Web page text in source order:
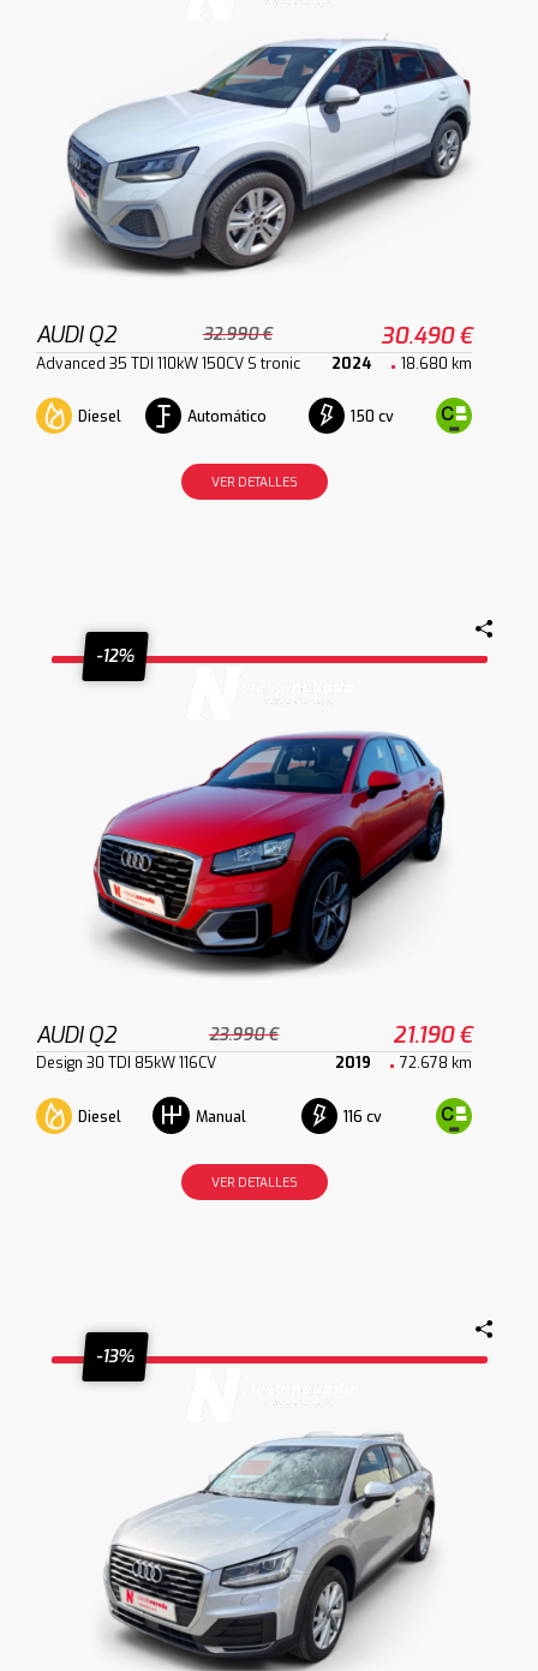
AUDI Q2 32.990 € 30.490 €
Advanced 35 TDI 110kW 150CV S tronic 2024 18.680 km
Diesel Automático 150 cv
VER DETALLES
-12%
AUDI Q2 23.990 € 21.190 €
Design 30 TDI 85kW 116CV 2019 72.678 km
Diesel Manual 116 cv
VER DETALLES
-13%